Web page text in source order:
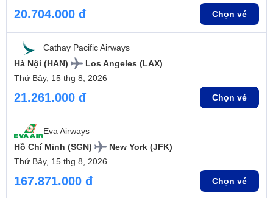
20.704.000 đ Chọn vé
Cathay Pacific Airways
Hà Nội (HAN)
Los Angeles (LAX)
Thứ Bảy, 15 thg 8, 2026
21.261.000 đ Chọn vé
Eva Airways
Hồ Chí Minh (SGN)
New York (JFK)
Thứ Bảy, 15 thg 8, 2026
167.871.000 đ Chọn vé